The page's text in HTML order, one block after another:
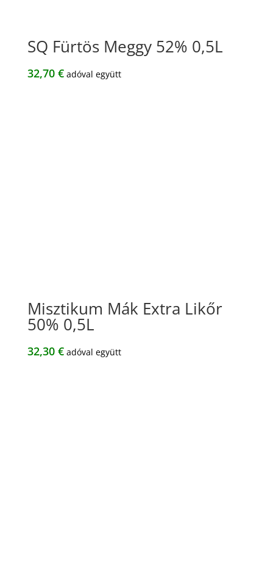
SQ Fürtös Meggy 52% 0,5L
32,70 € adóval együtt
Misztikum Mák Extra Likőr
50% 0,5L
32,30 € adóval együtt